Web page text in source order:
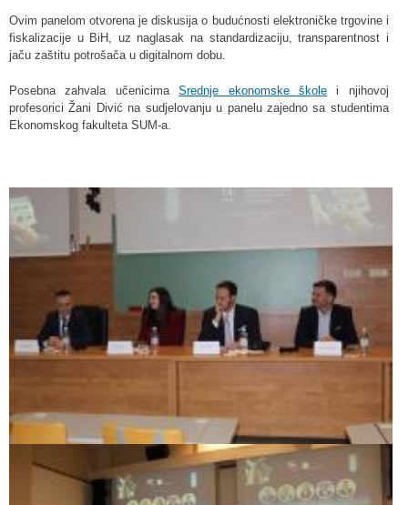
Ovim panelom otvorena je diskusija o budućnosti elektroničke trgovine i
fiskalizacije u BiH, uz naglasak na standardizaciju, transparentnost i
jaču zaštitu potrošača u digitalnom dobu.
Posebna zahvala učenicimaSrednje ekonomske škole i njihovoj
profesorici Žani Divić na sudjelovanju u panelu zajedno sa studentima
Ekonomskog fakulteta SUM-a.